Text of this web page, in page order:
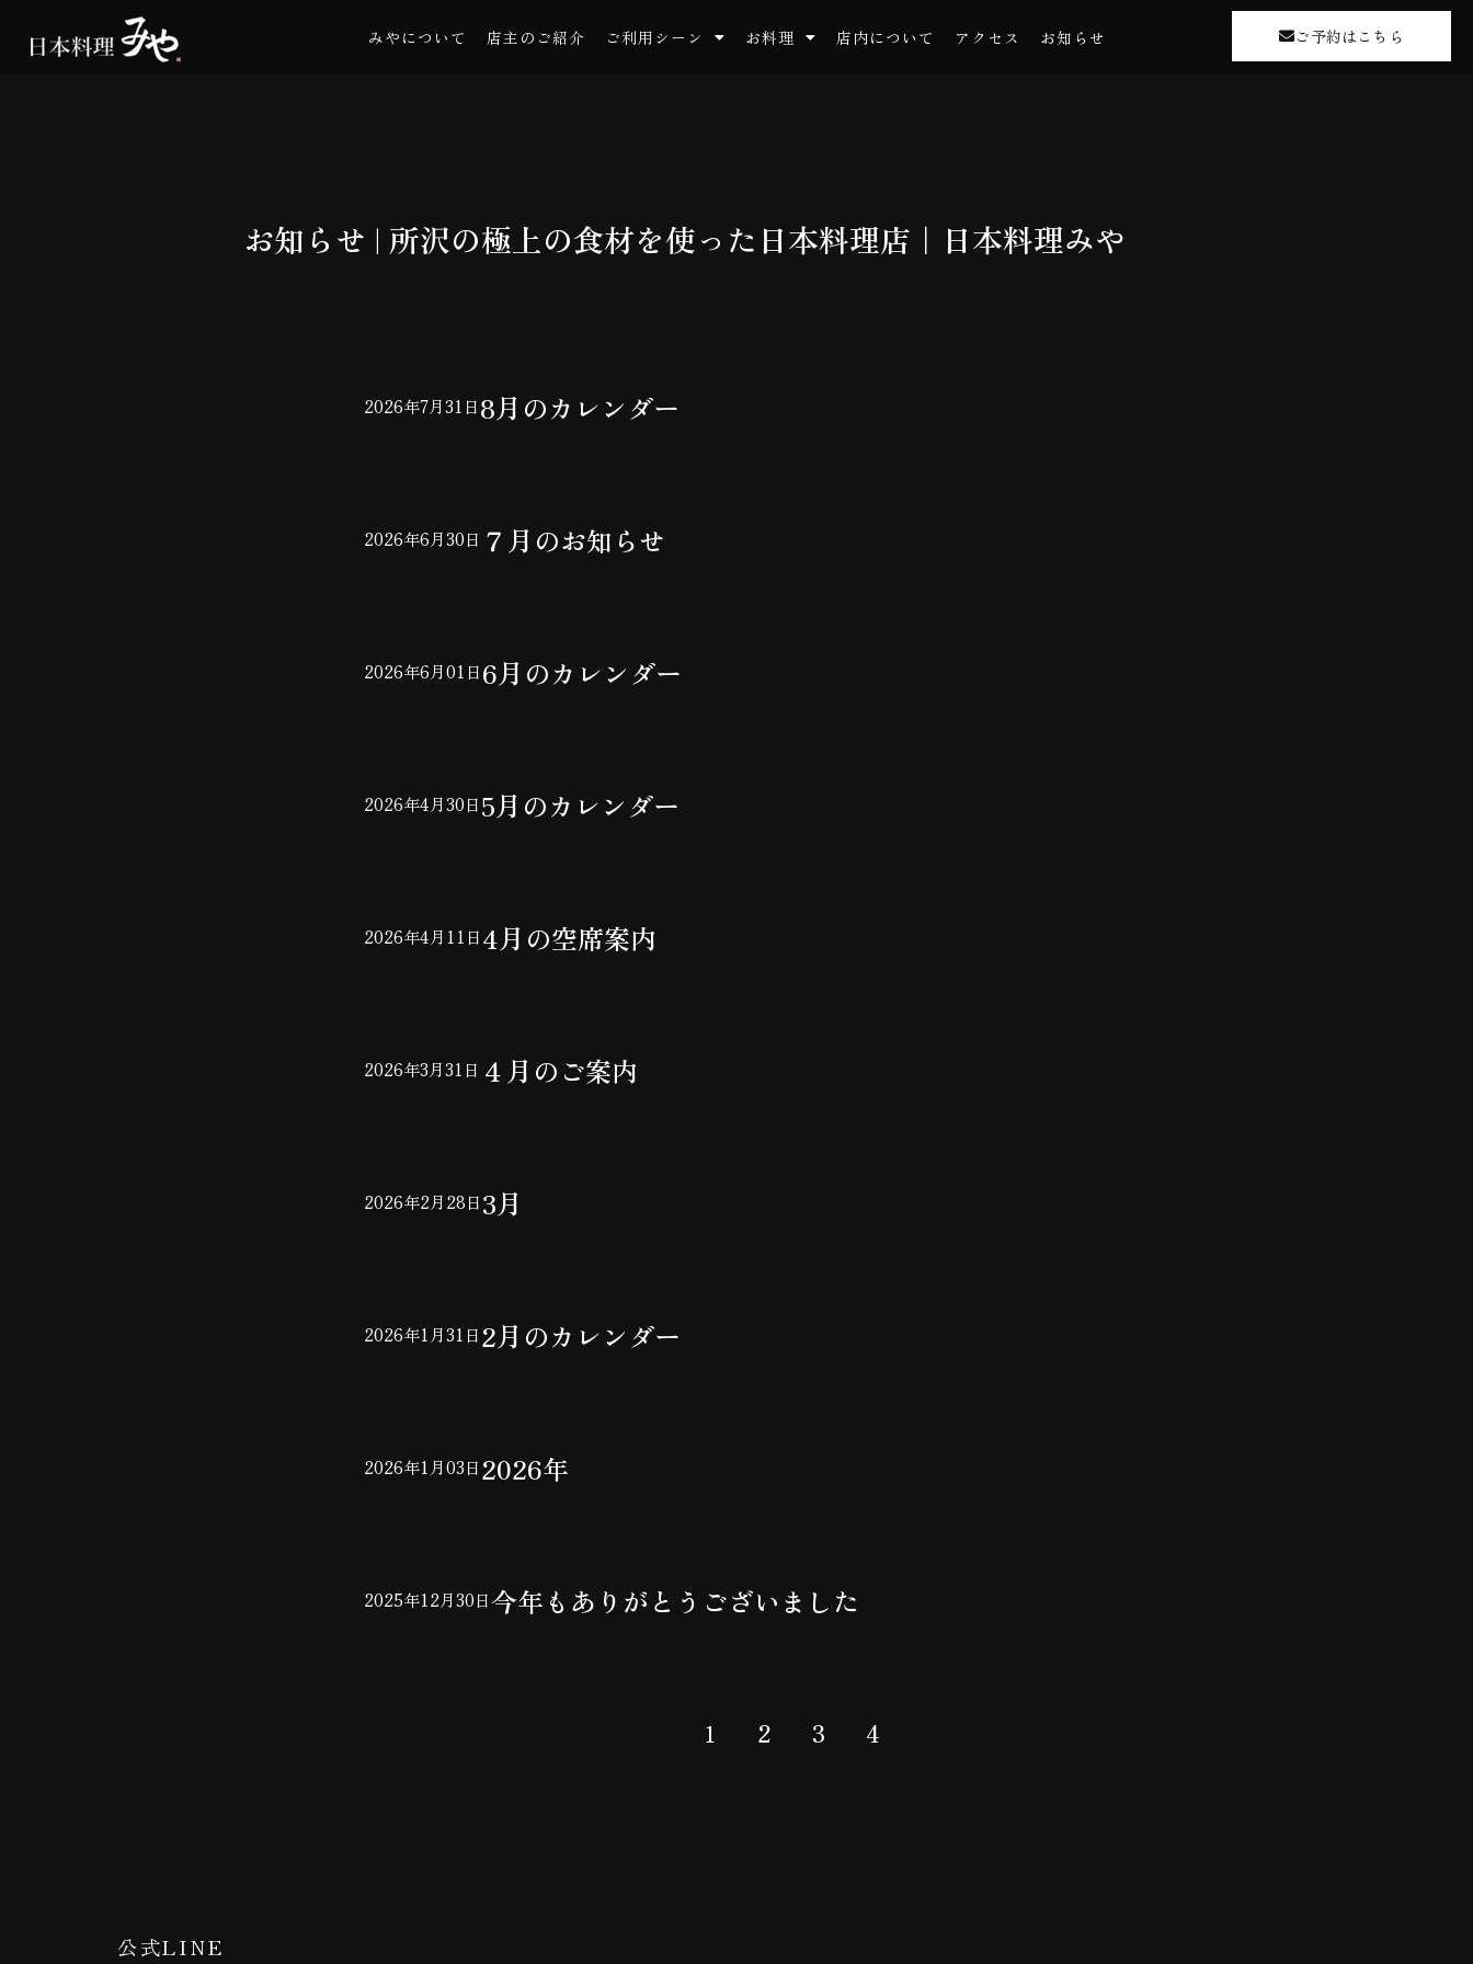
みやについて 店主のご紹介 ご利用シーン お料理 店内について アクセス お知らせ ご予約はこちら
お知らせ | 所沢の極上の食材を使った日本料理店｜日本料理みや
2026年7月31日8月のカレンダー
2026年6月30日 ７月のお知らせ
2026年6月01日6月のカレンダー
2026年4月30日5月のカレンダー
2026年4月11日4月の空席案内
2026年3月31日 ４月のご案内
2026年2月28日3月
2026年1月31日2月のカレンダー
2026年1月03日2026年
2025年12月30日今年もありがとうございました
1 2 3 4
公式LINE